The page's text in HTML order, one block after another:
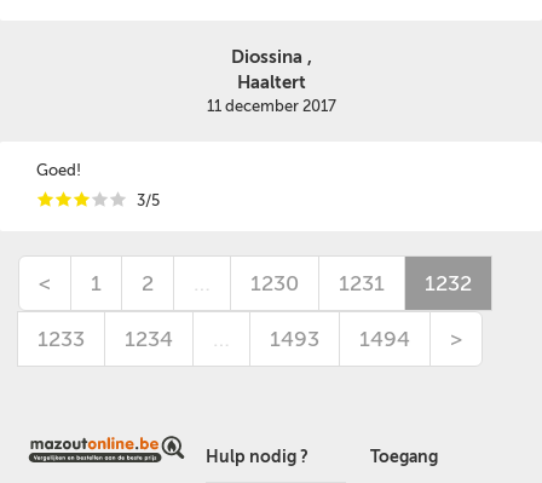
Diossina ,
Haaltert
11 december 2017
Goed!
iiiii 3/5
< 1 2 … 1230 1231 1232
1233 1234 … 1493 1494 >
Hulp nodig ? Toegang